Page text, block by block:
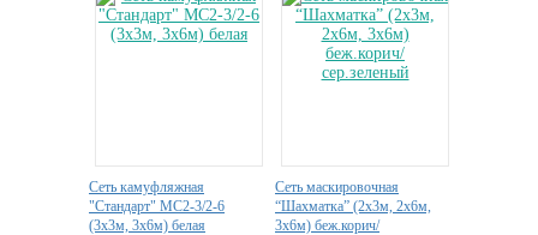
Сеть камуфляжная
"Стандарт" МС2-3/2-6
(3х3м, 3х6м) белая
Сеть маскировочная
“Шахматка” (2х3м, 2х6м,
3х6м) беж.корич/